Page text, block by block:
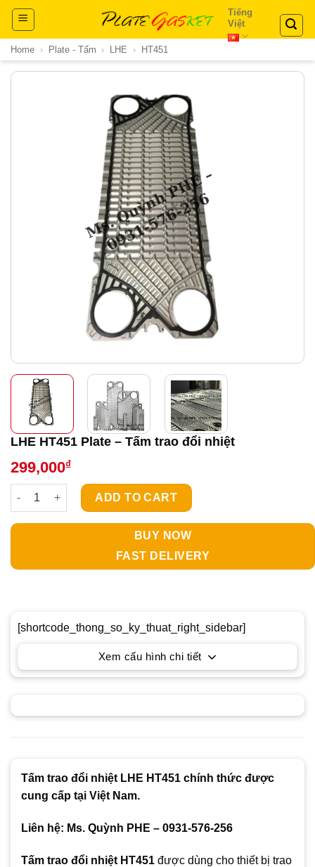
Skip
content
Tiếng
Việt
Home › Plate - Tấm › LHE › HT451
LHE HT451 Plate – Tấm trao đổi nhiệt
299,000₫
LHE HT451 Plate - Tấm trao đổi nhiệt quantity
ADD TO CART
BUY NOW
FAST DELIVERY
Tấm trao đổi nhiệt LHE HT451 chính thức được
cung cấp tại Việt Nam.
Liên hệ: Ms. Quỳnh PHE – 0931-576-256
Tấm trao đổi nhiệt HT451 được dùng cho thiết bị trao
[shortcode_thong_so_ky_thuat_right_sidebar]
Xem cấu hình chi tiết